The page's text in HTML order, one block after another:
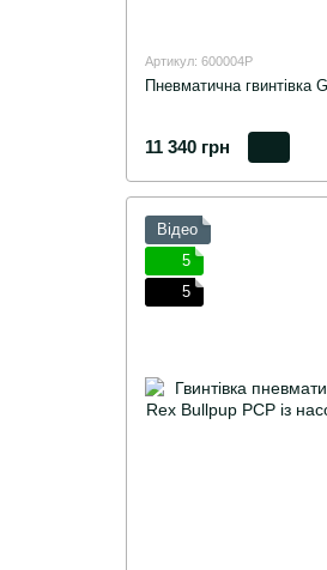
Артикул: 600004P
Пневматична гвинтівка
11 340 грн
Відео
5
5